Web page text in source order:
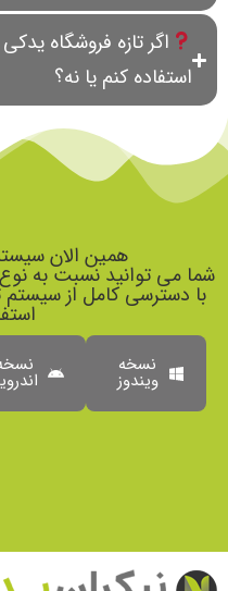
اگر تازه فروشگاه
استفاده کنم یا نه؟
همین الان
با دسترسی کامل از
نسخه
ویندوز